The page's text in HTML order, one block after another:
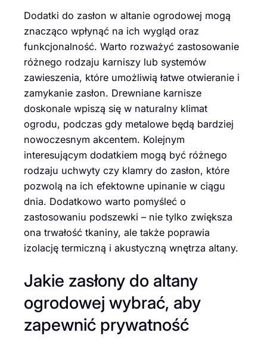
Dodatki do zasłon w altanie ogrodowej mogą
znacząco wpłynąć na ich wygląd oraz
funkcjonalność. Warto rozważyć zastosowanie
różnego rodzaju karniszy lub systemów
zawieszenia, które umożliwią łatwe otwieranie i
zamykanie zasłon. Drewniane karnisze
doskonale wpiszą się w naturalny klimat
ogrodu, podczas gdy metalowe będą bardziej
nowoczesnym akcentem. Kolejnym
interesującym dodatkiem mogą być różnego
rodzaju uchwyty czy klamry do zasłon, które
pozwolą na ich efektowne upinanie w ciągu
dnia. Dodatkowo warto pomyśleć o
zastosowaniu podszewki – nie tylko zwiększa
ona trwałość tkaniny, ale także poprawia
izolację termiczną i akustyczną wnętrza altany.
Jakie zasłony do altany
ogrodowej wybrać, aby
zapewnić prywatność